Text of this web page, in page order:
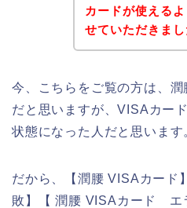
カードが使える
せていただきまし
今、こちらをご覧の方は、
だと思いますが、VISAカー
状態になった人だと思います
だから、【潤腰 VISAカー
敗】【 潤腰 VISAカード エ